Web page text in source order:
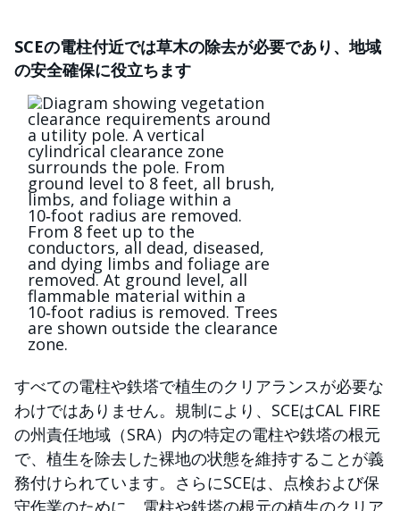
SCEの電柱付近では草木の除去が必要であり、地域
の安全確保に役立ちます
画像
すべての電柱や鉄塔で植生のクリアランスが必要な
わけではありません。規制により、SCEはCAL FIRE
の州責任地域（SRA）内の特定の電柱や鉄塔の根元
で、植生を除去した裸地の状態を維持することが義
務付けられています。さらにSCEは、点検および保
守作業のために、電柱や鉄塔の根元の植生のクリア